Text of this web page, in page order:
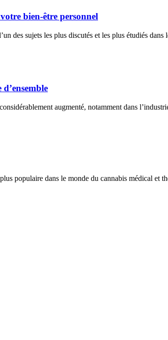
bien-être personnel
des sujets les plus discutés et les plus étudiés dans
augmenté, notamment dans
populaire dans le monde du cannabis médical et